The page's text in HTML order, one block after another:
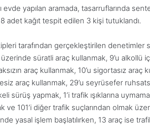
evde yapılan aramada, tasarruflarında
adet kağıt tespit edilen 3 kişi tutuklandı.
tarafından gerçekleştirilen
üzerinde süratli araç kullanmak, 9’u
araç kullanmak, 10’u sigortasız
araç kullanmak, 29’u seyrüsefer
sürüş yapmak, 1’i trafik ışıklarına
ve 101’i diğer trafik suçlarından olmak
yasal işlem başlatılırken, 13 araç ise